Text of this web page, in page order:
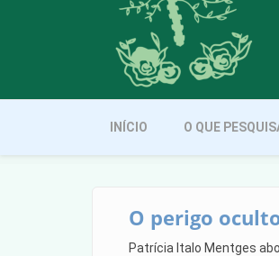
INÍCIO O QUE
O perigo
Patrícia Italo Mentges